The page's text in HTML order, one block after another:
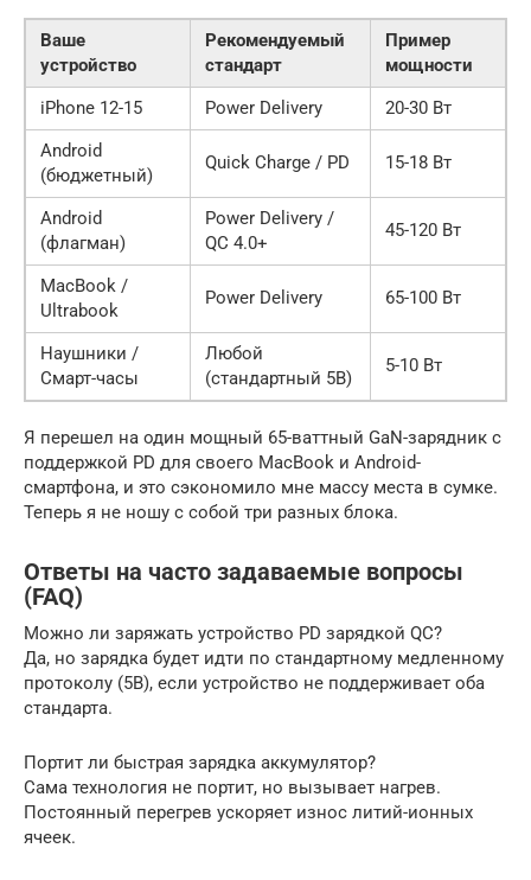
Ваше
устройство
Рекомендуемый
стандарт
Пример
мощности
iPhone 12-15
Power Delivery
20-30 Вт
Android
(бюджетный)
Quick Charge / PD 15-18 Вт
Android
(флагман)
Power Delivery /
QC 4.0+
45-120 Вт
MacBook /
Ultrabook
Power Delivery 65-100 Вт
Наушники /
Смарт-часы
Любой
(стандартный 5В)
5-10 Вт
Я перешел на один мощный 65-ваттный GaN-зарядник с
поддержкой PD для своего MacBook и Android-
смартфона, и это сэкономило мне массу места в сумке.
Теперь я не ношу с собой три разных блока.
Ответы на часто задаваемые вопросы
(FAQ)
Можно ли заряжать устройство PD зарядкой QC?
Да, но зарядка будет идти по стандартному медленному
протоколу (5В), если устройство не поддерживает оба
стандарта.
Портит ли быстрая зарядка аккумулятор?
Сама технология не портит, но вызывает нагрев.
Постоянный перегрев ускоряет износ литий-ионных
ячеек.